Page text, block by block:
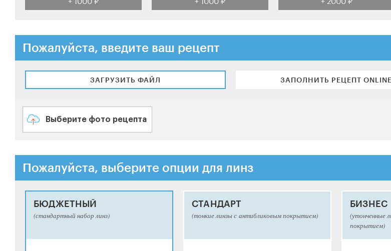
Пожалуйста, введите ваш рецепт
ЗАГРУЗИТЬ ФАЙЛ ЗАПОЛНИТЬ РЕЦЕПТ ONLINE
Выберите фото рецепта
Пожалуйста, выберите опции для линз
БЮДЖЕТНЫЙ
(стандартный набор линз)
СТАНДАРТ
(тонкие линзы с антибликовым покрытием)
БИЗНЕС
(утонченные
покрытием)